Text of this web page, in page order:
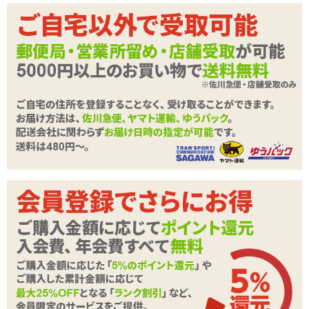
9cm～12cmサイズはディルドをディルドを使ってみたいけれどどれ
を選んでいいかわからないという方にオススメ。挿入に慣れてきた
ら14cmに挑戦してもよいでしょう。純国産 ぷにっとりあるカーブ
ディルド 20cmと純国産 ぷにっとりあるストレートディルド 20cm
は上級者さん向けサイズ。性感帯にあわせて選んでみてください
▼プニっとした弾力のぷにっとりあるディルドシリーズ、大きめの
20cmサイズはこちら
純国産 ぷにっとりあるカーブディルド 20cm
→Gスポットなど、膣内でポイントを刺激したい方にオススメ
▼プニっとした弾力のぷにっとりあるディルドシリーズはこちら
純国産 ぷにっとりあるディルド9cm 初心者用
→タマなしのミニサイズ。初心者さんやアナルなどにもオススメサ
イズ
純国産 ぷにっとりあるディルド12cm
→やや小さめで初心者さんからオススメ
純国産 ぷにっとりあるディルド14cm
商品名
純国産 ぷにっとりあるストレートディルド 20c
m
商品コード UPPP-063
格
4,752
購入価格 3,168円(税込)
ポイント 144P
カテゴリ シングルディルド
商品情報をメールで送る